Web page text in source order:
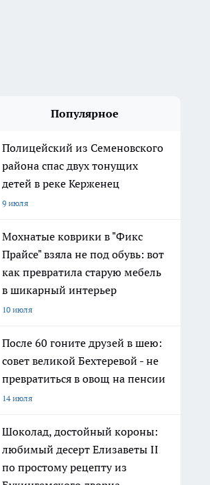
Популярное
Полицейский из Семеновского
района спас двух тонущих
детей в реке Керженец
9 июля
Мохнатые коврики в "Фикс
Прайсе" взяла не под обувь: вот
как превратила старую мебель
в шикарный интерьер
10 июля
После 60 гоните друзей в шею:
совет великой Бехтеревой - не
превратиться в овощ на пенсии
14 июля
Шоколад, достойный короны:
любимый десерт Елизаветы II
по простому рецепту из